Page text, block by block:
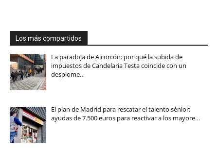
Los más compartidos
La paradoja de Alcorcón: por qué la subida de
impuestos de Candelaria Testa coincide con un
desplome…
El plan de Madrid para rescatar el talento sénior:
ayudas de 7.500 euros para reactivar a los mayore…